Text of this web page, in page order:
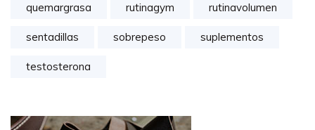
quemargrasa rutinagym rutinavolumen
sentadillas sobrepeso suplementos
testosterona